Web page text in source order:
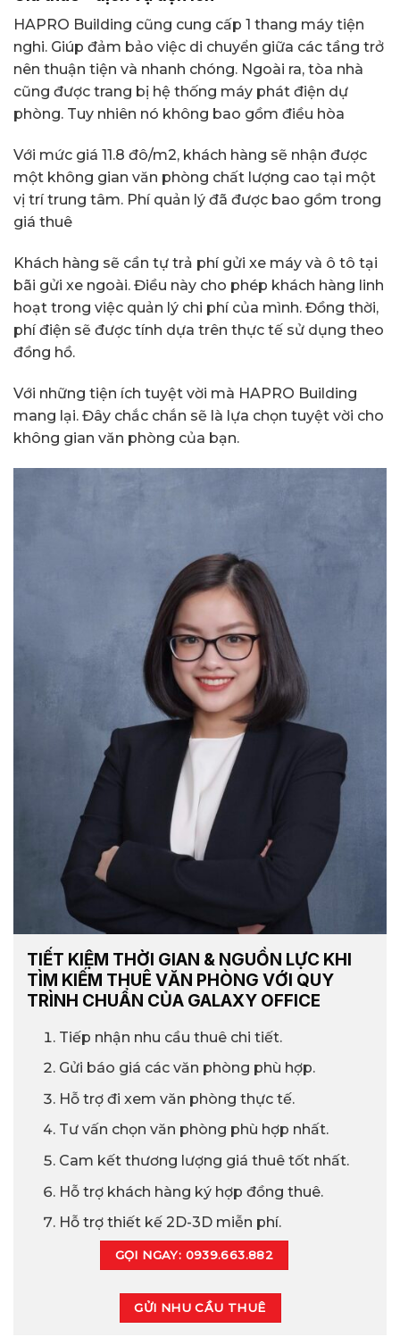
HAPRO Building cũng cung cấp 1 thang máy tiện
nghi. Giúp đảm bảo việc di chuyển giữa các tầng trở
nên thuận tiện và nhanh chóng. Ngoài ra, tòa nhà
cũng được trang bị hệ thống máy phát điện dự
phòng. Tuy nhiên nó không bao gồm điều hòa
Với mức giá 11.8 đô/m2, khách hàng sẽ nhận được
một không gian văn phòng chất lượng cao tại một
vị trí trung tâm. Phí quản lý đã được bao gồm trong
giá thuê
Khách hàng sẽ cần tự trả phí gửi xe máy và ô tô tại
bãi gửi xe ngoài. Điều này cho phép khách hàng linh
hoạt trong việc quản lý chi phí của mình. Đồng thời,
phí điện sẽ được tính dựa trên thực tế sử dụng theo
đồng hồ.
Với những tiện ích tuyệt vời mà HAPRO Building
mang lại. Đây chắc chắn sẽ là lựa chọn tuyệt vời cho
không gian văn phòng của bạn.
TIẾT KIỆM THỜI GIAN & NGUỒN LỰC KHI
TÌM KIẾM THUÊ VĂN PHÒNG VỚI QUY
TRÌNH CHUẨN CỦA GALAXY OFFICE
Tiếp nhận nhu cầu thuê chi tiết.
Gửi báo giá các văn phòng phù hợp.
Hỗ trợ đi xem văn phòng thực tế.
Tư vấn chọn văn phòng phù hợp nhất.
Cam kết thương lượng giá thuê tốt nhất.
Hỗ trợ khách hàng ký hợp đồng thuê.
Hỗ trợ thiết kế 2D-3D miễn phí.
GỌI NGAY: 0939.663.882
GỬI NHU CẦU THUÊ